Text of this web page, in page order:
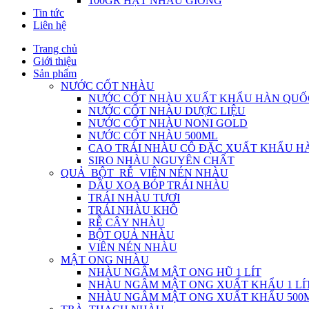
Tin tức
Liên hệ
Trang chủ
Giới thiệu
Sản phẩm
NƯỚC CỐT NHÀU
NƯỚC CỐT NHÀU XUẤT KHẨU HÀN
NƯỚC CỐT NHÀU DƯỢC LIỆU
NƯỚC CỐT NHÀU NONI GOLD
NƯỚC CỐT NHÀU 500ML
CAO TRÁI NHÀU CÔ ĐẶC XUẤT KHẨU
SIRO NHÀU NGUYÊN CHẤT
QUẢ_BỘT_RỄ_VIÊN NÉN NHÀU
DẦU XOA BÓP TRÁI NHÀU
TRÁI NHÀU TƯƠI
TRÁI NHÀU KHÔ
RỄ CÂY NHÀU
BỘT QUẢ NHÀU
VIÊN NÉN NHÀU
MẬT ONG NHÀU
NHÀU NGÂM MẬT ONG HŨ 1 LÍT
NHÀU NGÂM MẬT ONG XUẤT KHẨU 1
NHÀU NGÂM MẬT ONG XUẤT KHẨU